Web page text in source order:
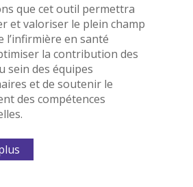
que cet outil permettra
et valoriser le plein champ
l’infirmière en santé
la contribution des
sein des équipes
et de soutenir le
des compétences